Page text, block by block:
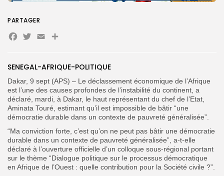
Search
for:
Search
Button
FR
SENEGAL-AFRIQUE-POLITIQUE
Dakar, 9 sept (APS) – Le déclassement économique de l’Afrique
est l’une des causes profondes de l’instabilité du continent, a
déclaré, mardi, à Dakar, le haut représentant du chef de l’Etat,
Aminata Touré, estimant qu’il est impossible de bâtir “une
démocratie durable dans un contexte de pauvreté généralisée”.
“Ma conviction forte, c’est qu’on ne peut pas bâtir une démocratie
durable dans un contexte de pauvreté généralisée”, a-t-elle
déclaré à l’ouverture officielle d’un colloque sous-régional portant
sur le thème “Dialogue politique sur le processus démocratique
en Afrique de l’Ouest : quelle contribution pour la Société civile ?”.
PARTAGER
Facebook
Twitter
EmailPartager